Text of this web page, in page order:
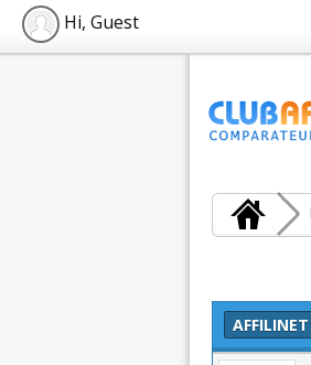
Hi, Guest
AFFILINET